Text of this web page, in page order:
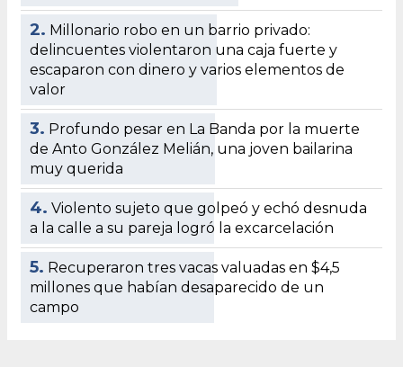
2. Millonario robo en un barrio privado:
delincuentes violentaron una caja fuerte y
escaparon con dinero y varios elementos de
valor
3. Profundo pesar en La Banda por la muerte
de Anto González Melián, una joven bailarina
muy querida
4. Violento sujeto que golpeó y echó desnuda
a la calle a su pareja logró la excarcelación
5. Recuperaron tres vacas valuadas en $4,5
millones que habían desaparecido de un
campo